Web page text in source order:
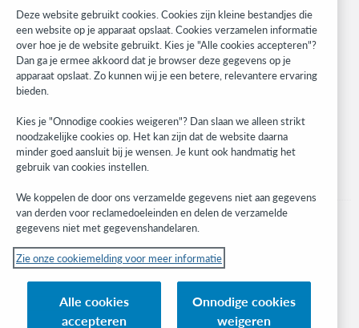
Research
WebJunction
Developer Network
Stay in the know.
Get the latest product updates, research, events, and much more—
right to your inbox.
Subscribe now
© 2023 OCLC
Inc. en buitenlandse filialen
Deze website gebruikt cookies. Cookies zijn kleine bestandjes die
een website op je apparaat opslaat. Cookies verzamelen informatie
over hoe je de website gebruikt. Kies je "Alle cookies accepteren"?
Dan ga je ermee akkoord dat je browser deze gegevens op je
apparaat opslaat. Zo kunnen wij je een betere, relevantere ervaring
bieden.
Kies je "Onnodige cookies weigeren"? Dan slaan we alleen strikt
noodzakelijke cookies op. Het kan zijn dat de website daarna
minder goed aansluit bij je wensen. Je kunt ook handmatig het
gebruik van cookies instellen.
We koppelen de door ons verzamelde gegevens niet aan gegevens
van derden voor reclamedoeleinden en delen de verzamelde
gegevens niet met gegevenshandelaren.
Zie onze cookiemelding voor meer informatie
Alle cookies
accepteren
Onnodige cookies
weigeren